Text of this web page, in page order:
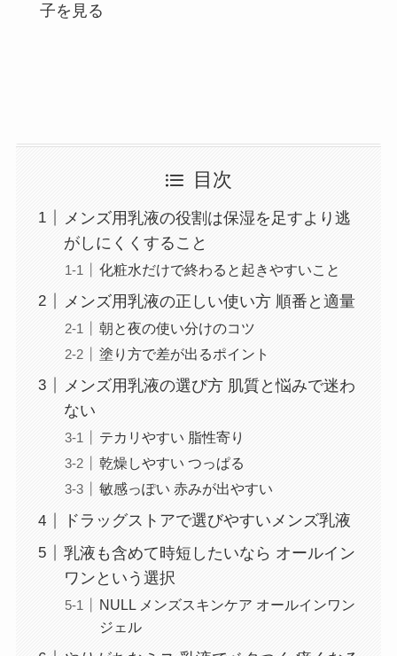
子を見る
目次
メンズ用乳液の役割は保湿を足すより逃
がしにくくすること
化粧水だけで終わると起きやすいこと
メンズ用乳液の正しい使い方 順番と適量
朝と夜の使い分けのコツ
塗り方で差が出るポイント
メンズ用乳液の選び方 肌質と悩みで迷わ
ない
テカリやすい 脂性寄り
乾燥しやすい つっぱる
敏感っぽい 赤みが出やすい
ドラッグストアで選びやすいメンズ乳液
乳液も含めて時短したいなら オールイン
ワンという選択
NULL メンズスキンケア オールインワン
ジェル